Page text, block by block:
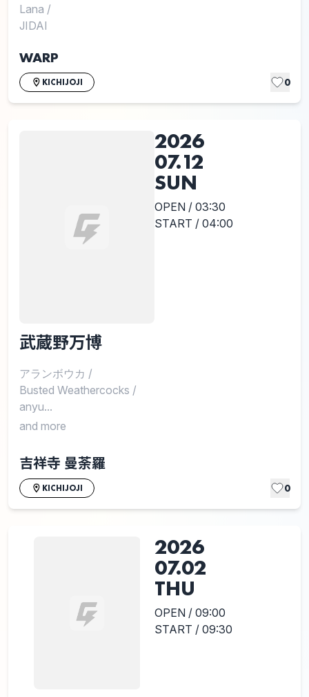
Lana /
JIDAI
WARP
KICHIJOJI 0
2026
07.12
SUN
OPEN / 03:30
START / 04:00
武蔵野万博
アランボウカ /
Busted Weathercocks /
anyu...
and more
吉祥寺 曼荼羅
KICHIJOJI 0
2026
07.02
THU
OPEN / 09:00
START / 09:30